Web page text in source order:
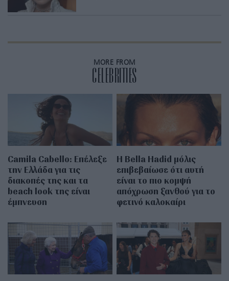
MORE FROM
CELEBRITIES
Camila Cabello: Επέλεξε
την Ελλάδα για τις
διακοπές της και τα
beach look της είναι
έμπνευση
Η Bella Hadid μόλις
επιβεβαίωσε ότι αυτή
είναι το πιο κομψή
απόχρωση ξανθού για το
φετινό καλοκαίρι